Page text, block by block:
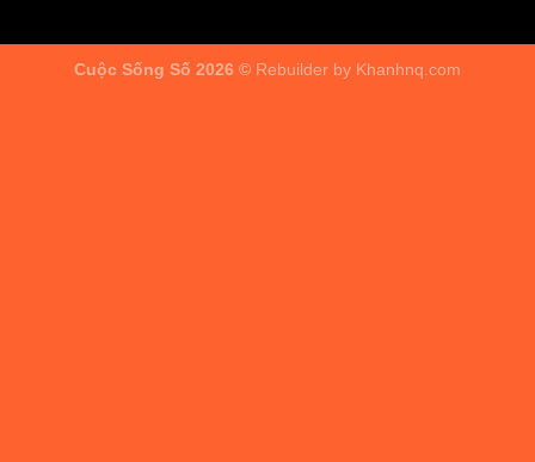
Cuộc Sống Số 2026 © Rebuilder by Khanhnq.com